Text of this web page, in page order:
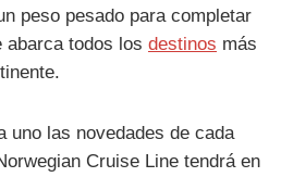
peso pesado para completar
abarca todos los destinos más
uno las novedades de cada
Cruise Line tendrá en